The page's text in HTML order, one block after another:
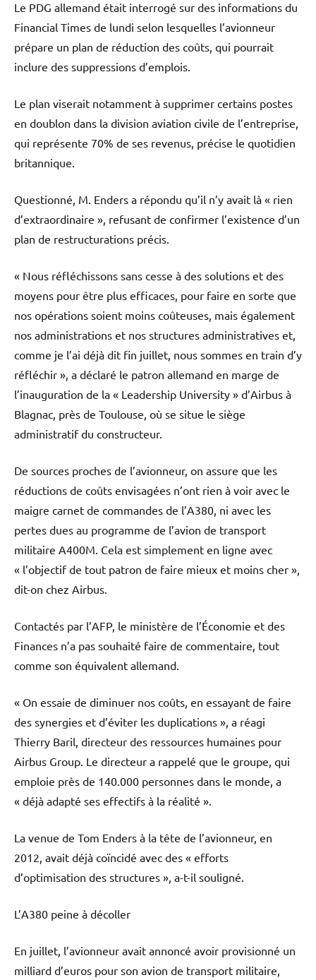
Le PDG allemand était interrogé sur des informations du
Financial Times de lundi selon lesquelles l’avionneur
prépare un plan de réduction des coûts, qui pourrait
inclure des suppressions d’emplois.
Le plan viserait notamment à supprimer certains postes
en doublon dans la division aviation civile de l’entreprise,
qui représente 70% de ses revenus, précise le quotidien
britannique.
Questionné, M. Enders a répondu qu’il n’y avait là « rien
d’extraordinaire », refusant de confirmer l’existence d’un
plan de restructurations précis.
« Nous réfléchissons sans cesse à des solutions et des
moyens pour être plus efficaces, pour faire en sorte que
nos opérations soient moins coûteuses, mais également
nos administrations et nos structures administratives et,
comme je l’ai déjà dit fin juillet, nous sommes en train d’y
réfléchir », a déclaré le patron allemand en marge de
l’inauguration de la « Leadership University » d’Airbus à
Blagnac, près de Toulouse, où se situe le siège
administratif du constructeur.
De sources proches de l’avionneur, on assure que les
réductions de coûts envisagées n’ont rien à voir avec le
maigre carnet de commandes de l’A380, ni avec les
pertes dues au programme de l’avion de transport
militaire A400M. Cela est simplement en ligne avec
« l’objectif de tout patron de faire mieux et moins cher »,
dit-on chez Airbus.
Contactés par l’AFP, le ministère de l’Économie et des
Finances n’a pas souhaité faire de commentaire, tout
comme son équivalent allemand.
« On essaie de diminuer nos coûts, en essayant de faire
des synergies et d’éviter les duplications », a réagi
Thierry Baril, directeur des ressources humaines pour
Airbus Group. Le directeur a rappelé que le groupe, qui
emploie près de 140.000 personnes dans le monde, a
« déjà adapté ses effectifs à la réalité ».
La venue de Tom Enders à la tête de l’avionneur, en
2012, avait déjà coïncidé avec des « efforts
d’optimisation des structures », a-t-il souligné.
L’A380 peine à décoller
En juillet, l’avionneur avait annoncé avoir provisionné un
milliard d’euros pour son avion de transport militaire,